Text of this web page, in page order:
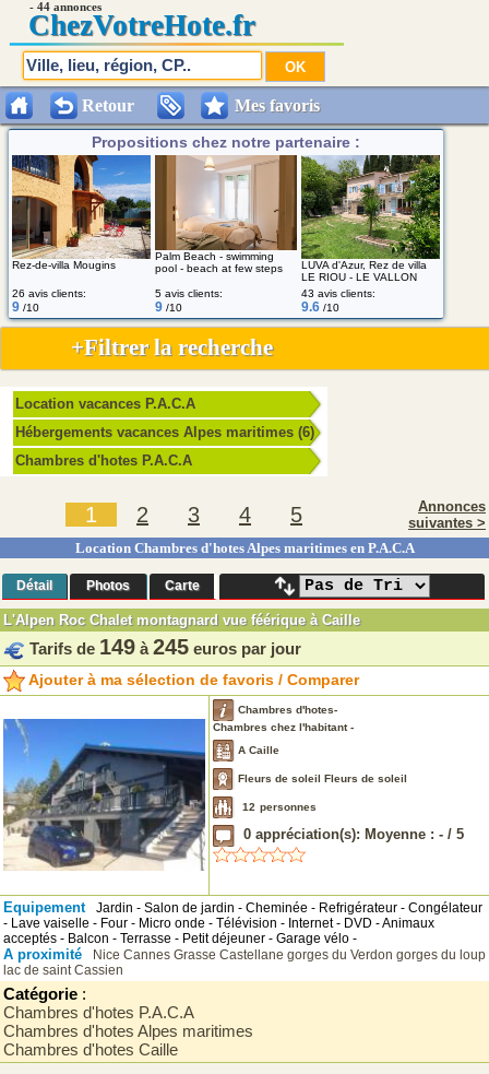
Location vacances P.A.C.A
Hébergements vacances Alpes maritimes (6)
Chambres d'hotes P.A.C.A
1 2 3 4 5
Annonces
suivantes >
Location Chambres d'hotes Alpes maritimes en P.A.C.A
Détail Photos Carte
L'Alpen Roc Chalet montagnard vue féérique à Caille
Tarifs de 149 à 245 euros par jour
Ajouter à ma sélection de favoris / Comparer
Chambres d'hotes-
Chambres chez l'habitant -
A Caille
Fleurs de soleil Fleurs de soleil
12 personnes
0 appréciation(s): Moyenne : - / 5
Equipement
Jardin - Salon de jardin - Cheminée - Refrigérateur - Congélateur
- Lave vaiselle - Four - Micro onde - Télévision - Internet - DVD - Animaux
acceptés - Balcon - Terrasse - Petit déjeuner - Garage vélo -
A proximité Nice Cannes Grasse Castellane gorges du Verdon gorges du loup
lac de saint Cassien
Catégorie :
Chambres d'hotes P.A.C.A
Chambres d'hotes Alpes maritimes
Chambres d'hotes Caille
Retour Mes favoris
- 44 annonces
ChezVotreHote.fr
Propositions chez notre partenaire :
Rez-de-villa Mougins
Palm Beach - swimming
pool - beach at few steps
LUVA d'Azur, Rez de villa
LE RIOU - LE VALLON
26 avis clients:
9 /10
5 avis clients:
9 /10
43 avis clients:
9.6 /10
+Filtrer la recherche